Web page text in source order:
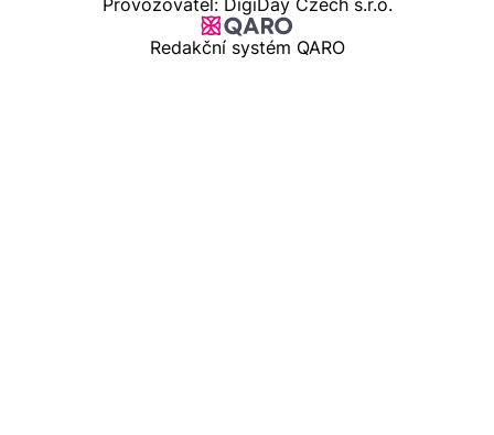
Provozovatel: DigiDay Czech s.r.o.
Redakční systém QARO